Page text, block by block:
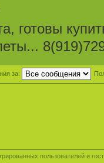
готовы
за:
пользователей и